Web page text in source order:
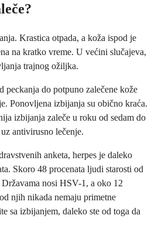
Krastica otpada, a koža ispod je
na kratko vreme. U većini slučajeva,
trajnog ožiljka.
peckanja do potpuno zalečene kože
Ponovljena izbijanja su obično kraća.
izbijanja zaleče u roku od sedam do
antivirusno lečenje.
anketa, herpes je daleko
Skoro 48 procenata ljudi starosti od
nosi HSV-1, a oko 12
njih nikada nemaju primetne
sa izbijanjem, daleko ste od toga da